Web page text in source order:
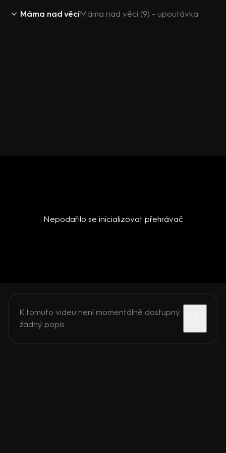
Máma nad věcíMáma nad věcí (9) - upoutávka
Nepodařilo se inicializovat přehrávač
K tomuto videu není momentálně dostupný
žádný popis.